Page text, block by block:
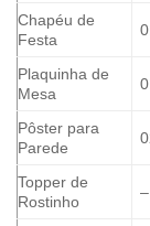
Chapéu de
Festa
Plaquinha de
Mesa
Pôster para
Parede
Topper de
Rostinho
–